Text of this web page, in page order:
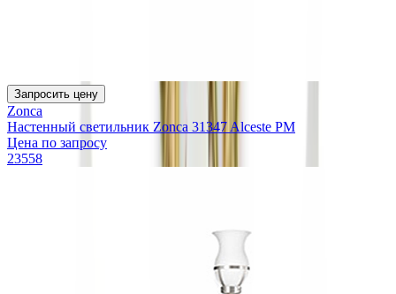
Запросить цену
Zonca
Настенный светильник Zonca 31347 Alceste PM
Цена по запросу
23558